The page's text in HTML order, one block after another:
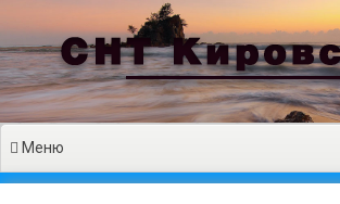
к
содержимому
Меню